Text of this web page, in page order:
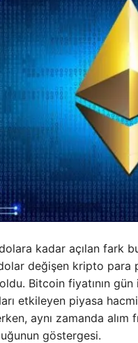
kadar açılan fark
değişen kripto para
Bitcoin fiyatının
etkileyen piyasa
aynı zamanda alım
göstergesi.